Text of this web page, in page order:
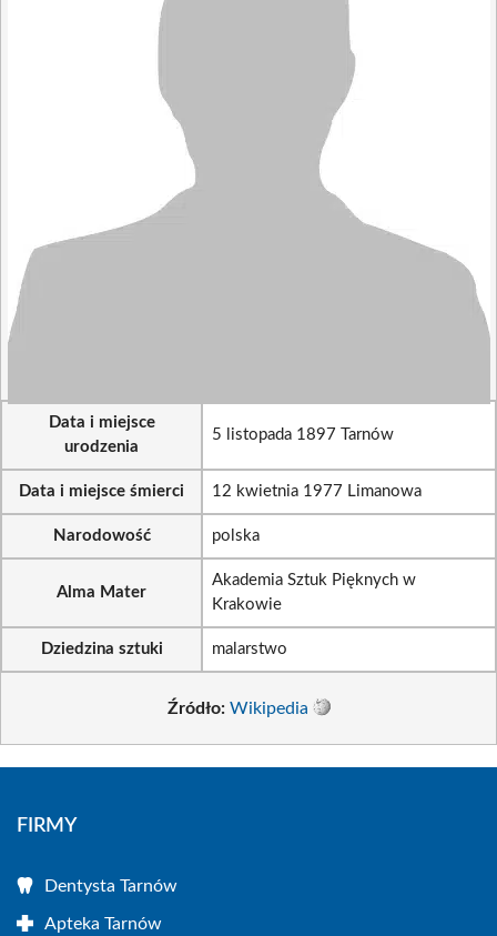
Data i miejsce
urodzenia
5 listopada 1897 Tarnów
Data i miejsce śmierci 12 kwietnia 1977 Limanowa
Narodowość polska
Alma Mater
Akademia Sztuk Pięknych w
Krakowie
Dziedzina sztuki malarstwo
Źródło: Wikipedia
FIRMY
Dentysta Tarnów
Apteka Tarnów